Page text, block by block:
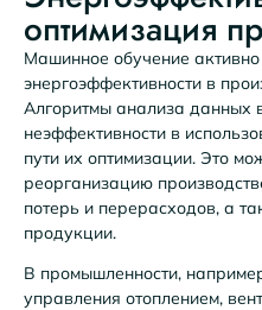
оптимизация
Машинное обучение
энергоэффективности в
Алгоритмы анализа данных
неэффективности в
пути их оптимизации. Это
реорганизацию
потерь и перерасходов, а
продукции.
В промышленности,
управления отоплением,